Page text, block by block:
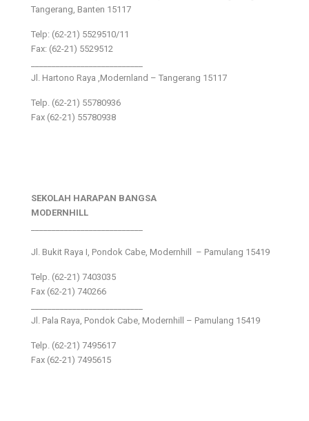
Tangerang, Banten 15117
Telp: (62-21) 5529510/11
Fax: (62-21) 5529512
Jl. Hartono Raya ,Modernland – Tangerang 15117
Telp. (62-21) 55780936
Fax (62-21) 55780938
SEKOLAH HARAPAN BANGSA
MODERNHILL
Jl. Bukit Raya I, Pondok Cabe, Modernhill – Pamulang 15419
Telp. (62-21) 7403035
Fax (62-21) 740266
Jl. Pala Raya, Pondok Cabe, Modernhill – Pamulang 15419
Telp. (62-21) 7495617
Fax (62-21) 7495615